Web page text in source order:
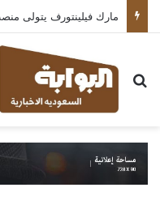
بحث عن